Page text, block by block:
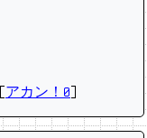
アカン！0